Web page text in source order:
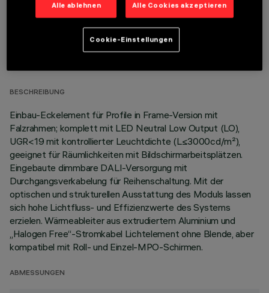
TECHNISCHE DATEN
BESCHREIBUNG
Einbau-Eckelement für Profile in Frame-Version mit
Falzrahmen; komplett mit LED Neutral Low Output (LO),
UGR<19 mit kontrollierter Leuchtdichte (L≤3000cd/m²),
geeignet für Räumlichkeiten mit Bildschirmarbeitsplätzen.
Eingebaute dimmbare DALI-Versorgung mit
Durchgangsverkabelung für Reihenschaltung. Mit der
optischen und strukturellen Ausstattung des Moduls lassen
sich hohe Lichtfluss- und Effizienzwerte des Systems
erzielen. Wärmeableiter aus extrudiertem Aluminium und
„Halogen Free“-Stromkabel Lichtelement ohne Blende, aber
kompatibel mit Roll- und Einzel-MPO-Schirmen.
ABMESSUNGEN
Alle ablehnen Alle Cookies akzeptieren
Cookie-Einstellungen